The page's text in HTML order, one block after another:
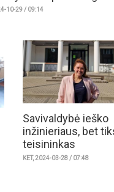
10-29 / 09:14
Savivaldybė ieško
inžinieriaus, bet
teisininkas
KET, 2024-03-28 / 07:48